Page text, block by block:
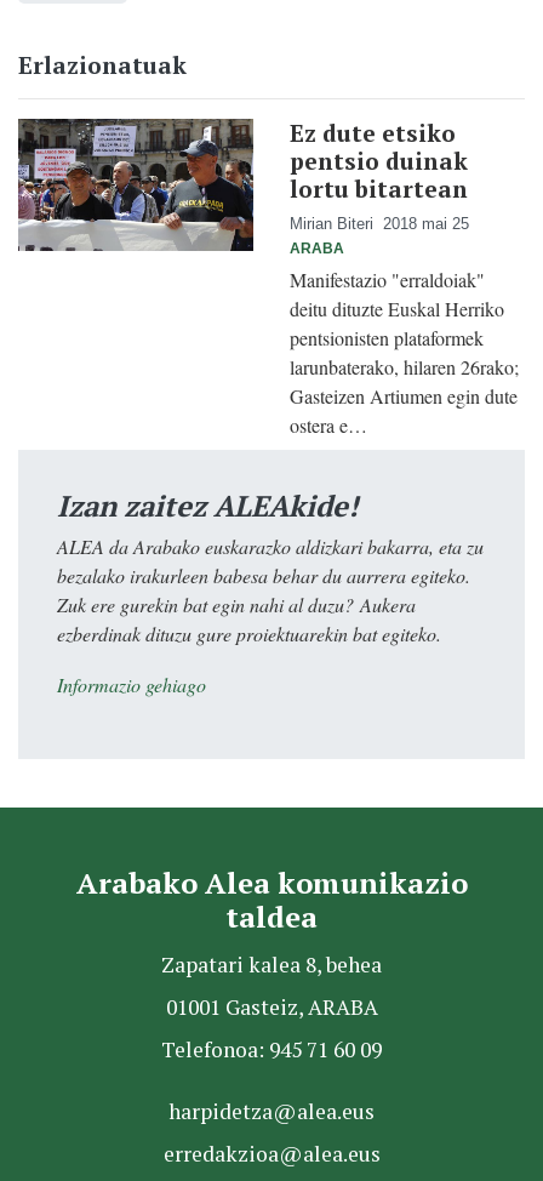
Erlazionatuak
Ez dute etsiko
pentsio duinak
lortu bitartean
Mirian Biteri 2018 mai 25
ARABA
Manifestazio "erraldoiak"
deitu dituzte Euskal Herriko
pentsionisten plataformek
larunbaterako, hilaren 26rako;
Gasteizen Artiumen egin dute
ostera e…
Izan zaitez ALEAkide!
ALEA da Arabako euskarazko aldizkari bakarra, eta zu
bezalako irakurleen babesa behar du aurrera egiteko.
Zuk ere gurekin bat egin nahi al duzu? Aukera
ezberdinak dituzu gure proiektuarekin bat egiteko.
Informazio gehiago
Arabako Alea komunikazio
taldea
Zapatari kalea 8, behea
01001 Gasteiz, ARABA
Telefonoa: 945 71 60 09
harpidetza@alea.eus
erredakzioa@alea.eus